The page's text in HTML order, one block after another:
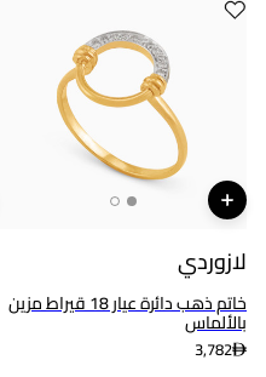
لازوردي
خاتم ذهب دائرة عيار 18 قيراط مزين
بالألماس
3,782